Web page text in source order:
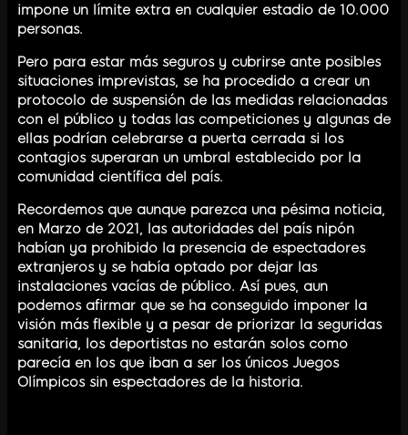
impone un límite extra en cualquier estadio de 10.000
personas.
Pero para estar más seguros y cubrirse ante posibles
situaciones imprevistas, se ha procedido a crear un
protocolo de suspensión de las medidas relacionadas
con el público y todas las competiciones y algunas de
ellas podrían celebrarse a puerta cerrada si los
contagios superaran un umbral establecido por la
comunidad científica del país.
Recordemos que aunque parezca una pésima noticia,
en Marzo de 2021, las autoridades del país nipón
habían ya prohibido la presencia de espectadores
extranjeros y se había optado por dejar las
instalaciones vacías de público. Así pues, aun
podemos afirmar que se ha conseguido imponer la
visión más flexible y a pesar de priorizar la seguridas
sanitaria, los deportistas no estarán solos como
parecía en los que iban a ser los únicos Juegos
Olímpicos sin espectadores de la historia.